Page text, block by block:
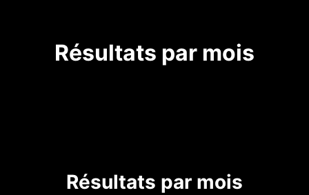
Résultats par mois
Résultats par mois